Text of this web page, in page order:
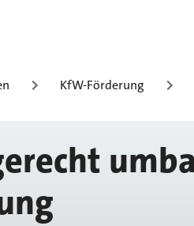
KfW-Förderung